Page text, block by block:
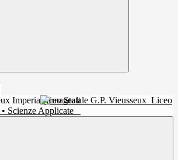
Liceo Statale G.P. Vieusseux Liceo
Scienze Applicate